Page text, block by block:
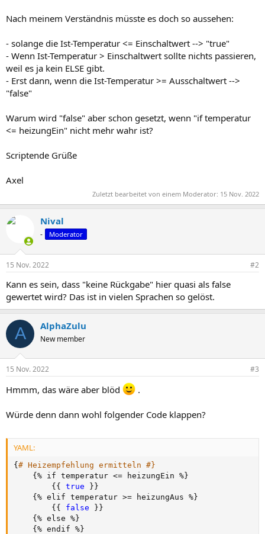
Nach meinem Verständnis müsste es doch so aussehen:
- solange die Ist-Temperatur <= Einschaltwert --> "true"
- Wenn Ist-Temperatur > Einschaltwert sollte nichts passieren,
weil es ja kein ELSE gibt.
- Erst dann, wenn die Ist-Temperatur >= Ausschaltwert -->
"false"
Warum wird "false" aber schon gesetzt, wenn "if temperatur
<= heizungEin" nicht mehr wahr ist?
Scriptende Grüße
Axel
Zuletzt bearbeitet von einem Moderator: 15 Nov. 2022
Nival
- Moderator
15 Nov. 2022 #2
Kann es sein, dass "keine Rückgabe" hier quasi als false
gewertet wird? Das ist in vielen Sprachen so gelöst.
A AlphaZulu
New member
15 Nov. 2022 #3
Hmmm, das wäre aber blöd .
Würde denn dann wohl folgender Code klappen?
YAML:
{# Heizempfehlung ermitteln #}
{% if temperatur <= heizungEin %}
{{ true }}
{% elif temperatur >= heizungAus %}
{{ false }}
{% else %}
{% endif %}